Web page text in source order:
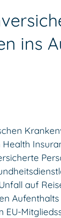
ins
Health
auf
EU-